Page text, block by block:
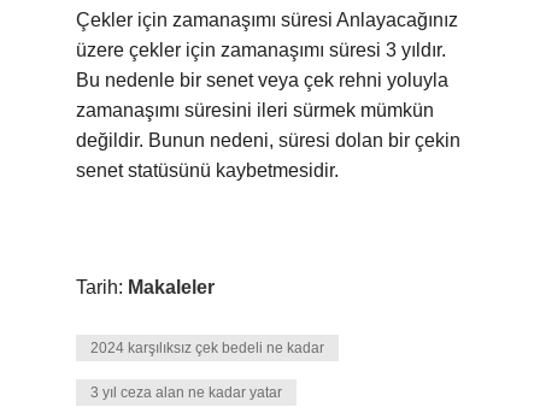
Çekler için zamanaşımı süresi Anlayacağınız
üzere çekler için zamanaşımı süresi 3 yıldır.
Bu nedenle bir senet veya çek rehni yoluyla
zamanaşımı süresini ileri sürmek mümkün
değildir. Bunun nedeni, süresi dolan bir çekin
senet statüsünü kaybetmesidir.
Tarih: Makaleler
2024 karşılıksız çek bedeli ne kadar
3 yıl ceza alan ne kadar yatar